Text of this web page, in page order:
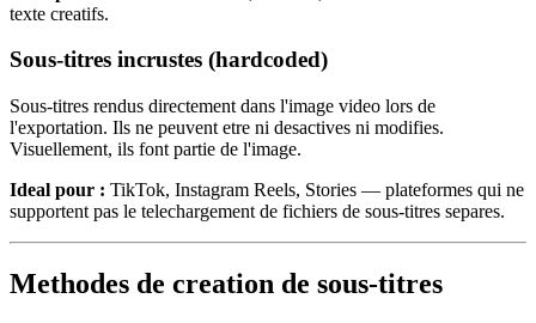
texte creatifs.
Sous-titres incrustes (hardcoded)
Sous-titres rendus directement dans l'image video lors de
l'exportation. Ils ne peuvent etre ni desactives ni modifies.
Visuellement, ils font partie de l'image.
Ideal pour : TikTok, Instagram Reels, Stories — plateformes qui ne
supportent pas le telechargement de fichiers de sous-titres separes.
Methodes de creation de sous-titres